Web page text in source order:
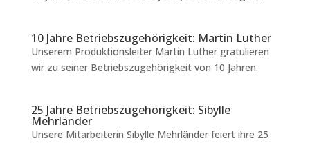
10 Jahre Betriebszugehörigkeit: Martin Luther
Unserem Produktionsleiter Martin Luther gratulieren
wir zu seiner Betriebszugehörigkeit von 10 Jahren.
25 Jahre Betriebszugehörigkeit: Sibylle
Mehrländer
Unsere Mitarbeiterin Sibylle Mehrländer feiert ihre 25